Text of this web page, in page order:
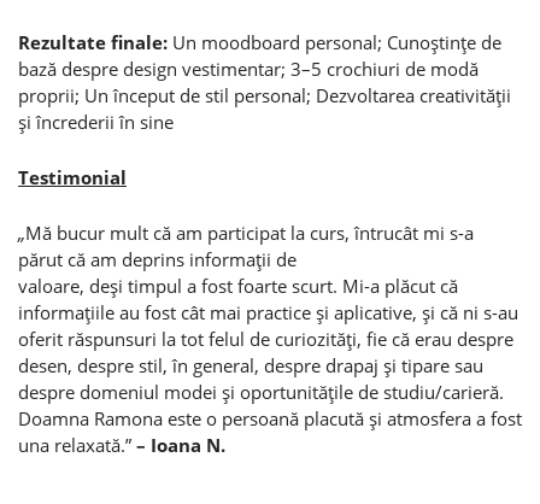
Rezultate finale: Un moodboard personal; Cunoştinţe de
bază despre design vestimentar; 3–5 crochiuri de modă
proprii; Un început de stil personal; Dezvoltarea creativităţii
şi încrederii în sine
Testimonial
„Mă bucur mult că am participat la curs, întrucât mi s-a
părut că am deprins informaţii de
valoare, deşi timpul a fost foarte scurt. Mi-a plăcut că
informaţiile au fost cât mai practice şi aplicative, şi că ni s-au
oferit răspunsuri la tot felul de curiozităţi, fie că erau despre
desen, despre stil, în general, despre drapaj şi tipare sau
despre domeniul modei şi oportunităţile de studiu/carieră.
Doamna Ramona este o persoană placută şi atmosfera a fost
una relaxată.” – Ioana N.